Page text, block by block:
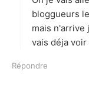
bloggueurs
mais n'arrive
vais déja
Répondre